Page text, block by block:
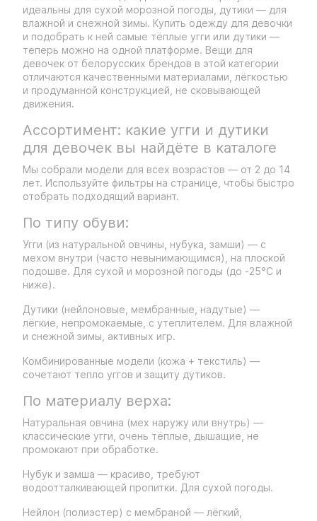
идеальны для сухой морозной погоды, дутики — для
влажной и снежной зимы. Купить одежду для девочки
и подобрать к ней самые тёплые угги или дутики —
теперь можно на одной платформе. Вещи для
девочек от белорусских брендов в этой категории
отличаются качественными материалами, лёгкостью
и продуманной конструкцией, не сковывающей
движения.
Ассортимент: какие угги и дутики
для девочек вы найдёте в каталоге
Мы собрали модели для всех возрастов — от 2 до 14
лет. Используйте фильтры на странице, чтобы быстро
отобрать подходящий вариант.
По типу обуви:
Угги (из натуральной овчины, нубука, замши) — с
мехом внутри (часто невынимающимся), на плоской
подошве. Для сухой и морозной погоды (до -25°C и
ниже).
Дутики (нейлоновые, мембранные, надутые) —
лёгкие, непромокаемые, с утеплителем. Для влажной
и снежной зимы, активных игр.
Комбинированные модели (кожа + текстиль) —
сочетают тепло уггов и защиту дутиков.
По материалу верха:
Натуральная овчина (мех наружу или внутрь) —
классические угги, очень тёплые, дышащие, не
промокают при обработке.
Нубук и замша — красиво, требуют
водоотталкивающей пропитки. Для сухой погоды.
Нейлон (полиэстер) с мембраной — лёгкий,